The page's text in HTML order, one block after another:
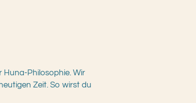
Huna-Philosophie. Wir
Zeit. So wirst du